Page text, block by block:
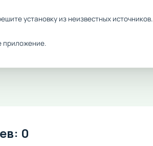
установку из неизвестных источников.
приложение.
0